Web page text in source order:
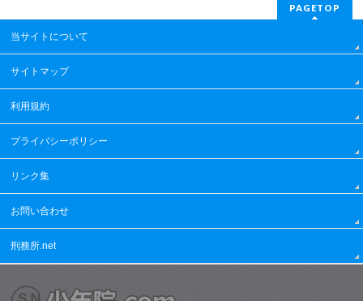
PAGETOP
当サイトについて
サイトマップ
利用規約
プライバシーポリシー
リンク集
お問い合わせ
刑務所.net